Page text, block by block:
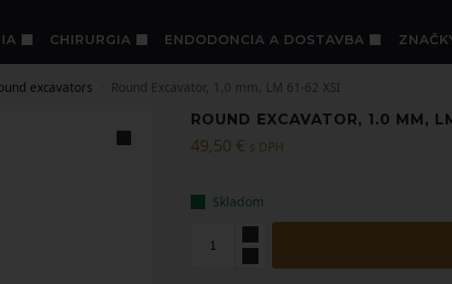
CHIRURGIA ENDODONCIA A DOSTAVBA
excavators Round Excavator, 1.0 mm, LM 61-62 XSI
ROUND EXCAVATOR, 1.0 MM,
49,50 € s DPH
Skladom